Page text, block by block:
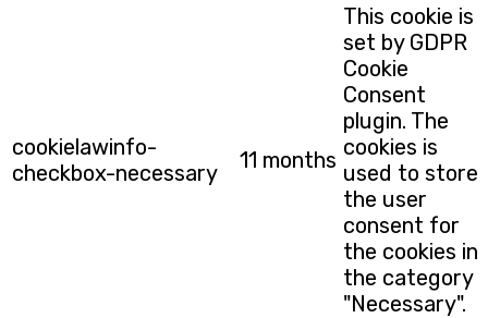
cookielawinfo-
checkbox-necessary
11 months
This cookie is
set by GDPR
Cookie
Consent
plugin. The
cookies is
used to store
the user
consent for
the cookies in
the category
"Necessary".